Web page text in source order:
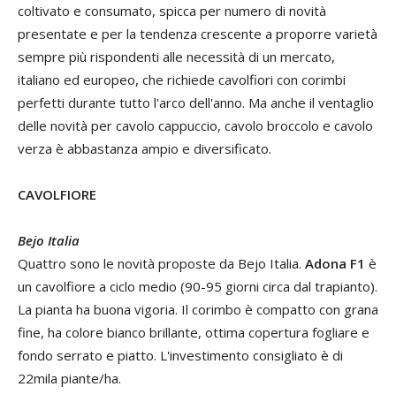
coltivato e consumato, spicca per numero di novità
presentate e per la tendenza crescente a proporre varietà
sempre più rispondenti alle necessità di un mercato,
italiano ed europeo, che richiede cavolfiori con corimbi
perfetti durante tutto l'arco dell'anno. Ma anche il ventaglio
delle novità per cavolo cappuccio, cavolo broccolo e cavolo
verza è abbastanza ampio e diversificato.
CAVOLFIORE
Bejo Italia
Quattro sono le novità proposte da Bejo Italia. Adona F1 è
un cavolfiore a ciclo medio (90-95 giorni circa dal trapianto).
La pianta ha buona vigoria. Il corimbo è compatto con grana
fine, ha colore bianco brillante, ottima copertura fogliare e
fondo serrato e piatto. L'investimento consigliato è di
22mila piante/ha.